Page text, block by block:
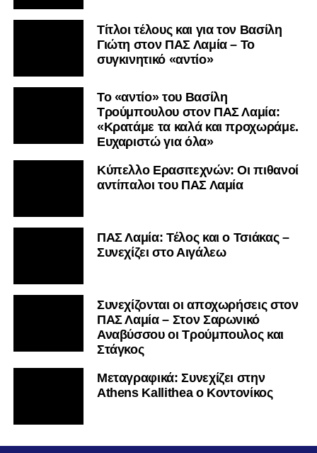
Τίτλοι τέλους και για τον Βασίλη
Γιώτη στον ΠΑΣ Λαμία – Το
συγκινητικό «αντίο»
Το «αντίο» του Βασίλη
Τρούμπουλου στον ΠΑΣ Λαμία:
«Κρατάμε τα καλά και προχωράμε.
Ευχαριστώ για όλα»
Κύπελλο Ερασιτεχνών: Οι πιθανοί
αντίπαλοι του ΠΑΣ Λαμία
ΠΑΣ Λαμία: Τέλος και ο Τσιάκας –
Συνεχίζει στο Αιγάλεω
Συνεχίζονται οι αποχωρήσεις στον
ΠΑΣ Λαμία – Στον Σαρωνικό
Αναβύσσου οι Τρούμπουλος και
Στάγκος
Mεταγραφικά: Συνεχίζει στην
Athens Kallithea ο Κοντονίκος